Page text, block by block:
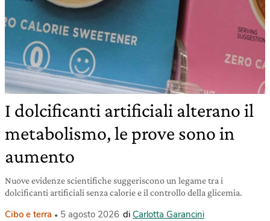
I dolcificanti artificiali alterano il
metabolismo, le prove sono in
aumento
Nuove evidenze scientifiche suggeriscono un legame tra i
dolcificanti artificiali senza calorie e il controllo della glicemia.
Cibo e terra 5 agosto 2026 di Carlotta Garancini